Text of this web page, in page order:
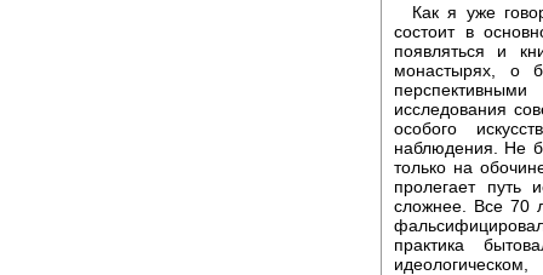
Как я уже
состоит в
появляться и
монастырях, о
исследования
особого
наблюдения. Не
только на
пролегает путь
сложнее. Все 70
практика